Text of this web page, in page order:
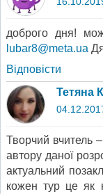
доброго дня!
lubar8@meta.ua
Відповіcти
Тетяна
Творчий вчитель
автору даної
актуальний
кожен тур це як